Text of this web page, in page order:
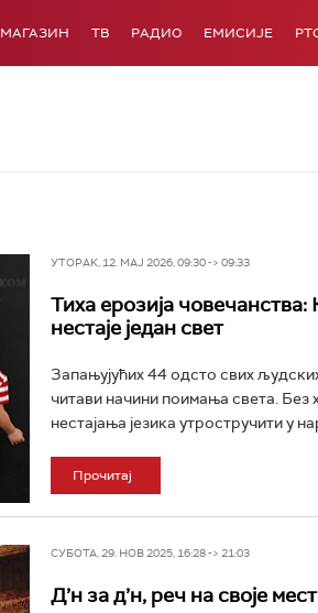
МАГАЗИН ТВ РАДИО ЕМИСИЈЕ
УТОРАК, 12. МАЈ 2026, 09:30 -> 09:33
Тиха ерозија
нестаје један свет
Запањујућих 44 одсто свих
читави начини поимања света. Без
нестајања језика утростручити у
Прочитај
СУБОТА, 29. НОВ 2025, 16:28 -> 21:03
Д’н за д’н, реч на своје